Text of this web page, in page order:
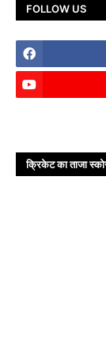
FOLLOW US
क्रिकेट का ताजा